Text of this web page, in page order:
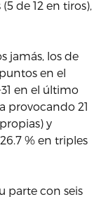
de 12 en tiros),
jamás, los de
en el
en el último
provocando 21
y
% en triples
parte con seis